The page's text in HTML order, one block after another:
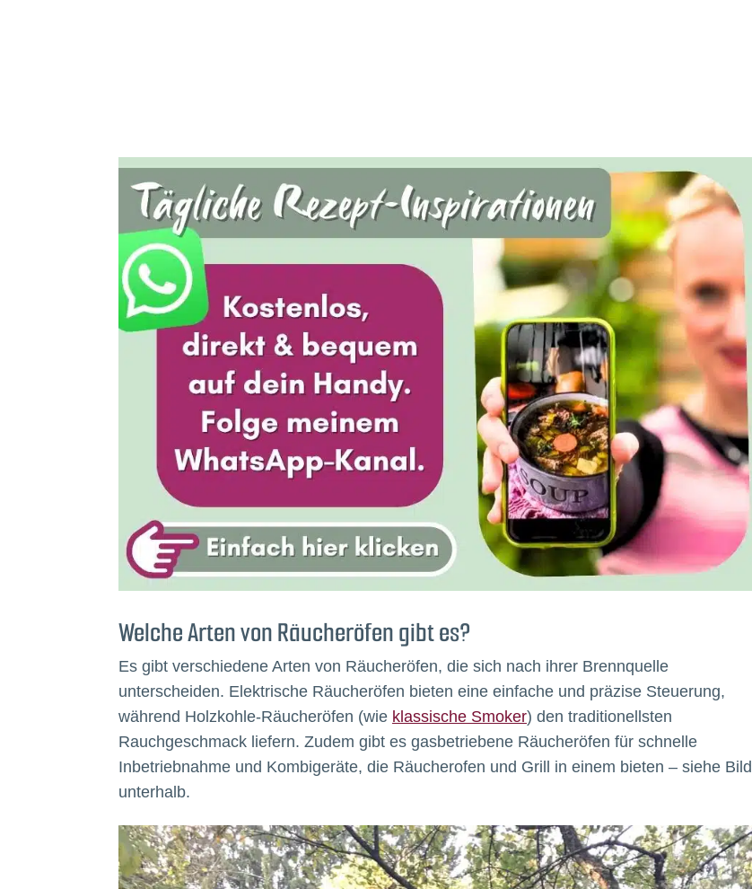
Welche Arten von Räucheröfen gibt es?
Es gibt verschiedene Arten von Räucheröfen, die sich nach ihrer Brennquelle
unterscheiden. Elektrische Räucheröfen bieten eine einfache und präzise Steuerung,
während Holzkohle-Räucheröfen (wie klassische Smoker) den traditionellsten
Rauchgeschmack liefern. Zudem gibt es gasbetriebene Räucheröfen für schnelle
Inbetriebnahme und Kombigeräte, die Räucherofen und Grill in einem bieten – siehe Bild
unterhalb.